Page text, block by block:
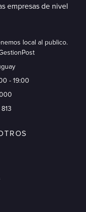
empresas de nivel
local al publico.
- 19:00